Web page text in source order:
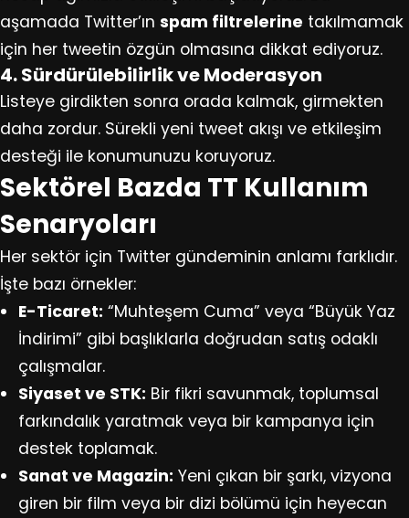
aşamada Twitter’ın spam filtrelerine takılmamak
için her tweetin özgün olmasına dikkat ediyoruz.
4. Sürdürülebilirlik ve Moderasyon
Listeye girdikten sonra orada kalmak, girmekten
daha zordur. Sürekli yeni tweet akışı ve etkileşim
desteği ile konumunuzu koruyoruz.
Sektörel Bazda TT Kullanım
Senaryoları
Her sektör için Twitter gündeminin anlamı farklıdır.
İşte bazı örnekler:
E-Ticaret: “Muhteşem Cuma” veya “Büyük Yaz
İndirimi” gibi başlıklarla doğrudan satış odaklı
çalışmalar.
Siyaset ve STK: Bir fikri savunmak, toplumsal
farkındalık yaratmak veya bir kampanya için
destek toplamak.
Sanat ve Magazin: Yeni çıkan bir şarkı, vizyona
giren bir film veya bir dizi bölümü için heyecan